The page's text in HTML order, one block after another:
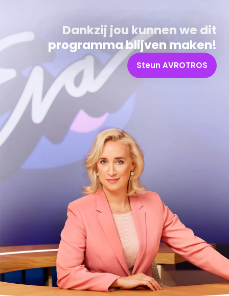
Dankzij jou kunnen we dit
programma blijven maken!
Steun AVROTROS